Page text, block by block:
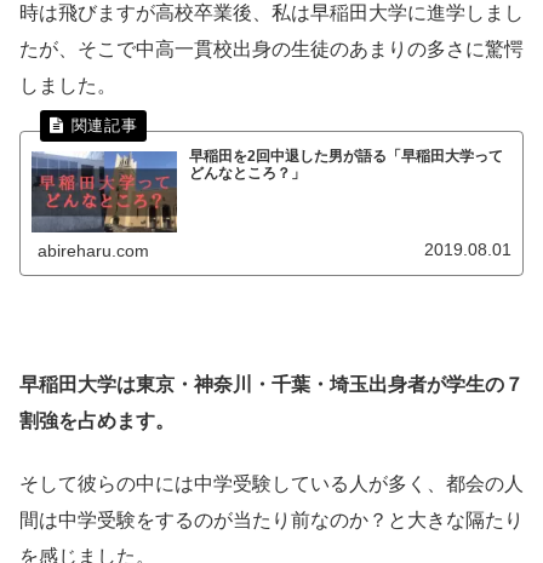
時は飛びますが高校卒業後、私は早稲田大学に進学しまし
たが、そこで中高一貫校出身の生徒のあまりの多さに驚愕
しました。
早稲田を2回中退した男が語る「早稲田大学って
どんなところ？」
abireharu.com 2019.08.01
早稲田大学は東京・神奈川・千葉・埼玉出身者が学生の７
割強を占めます。
そして彼らの中には中学受験している人が多く、都会の人
間は中学受験をするのが当たり前なのか？と大きな隔たり
を感じました。